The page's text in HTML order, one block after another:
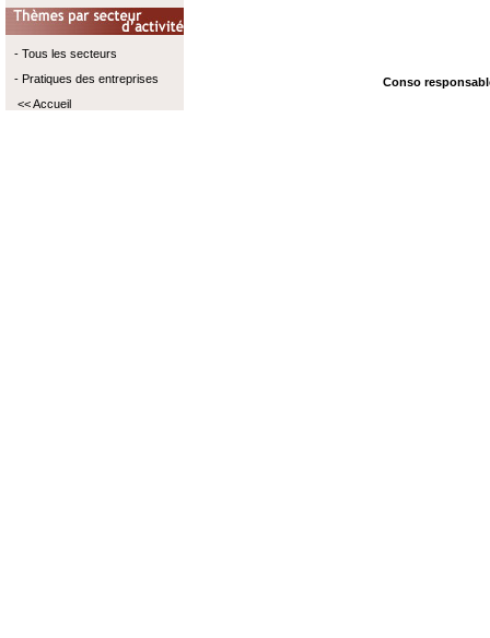
- Tous les secteurs
- Pratiques des entreprises
<< Accueil
Conso